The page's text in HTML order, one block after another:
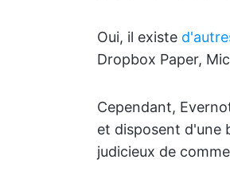
Oui, il existe
Dropbox Paper,
Cependant,
et disposent d'une
judicieux de